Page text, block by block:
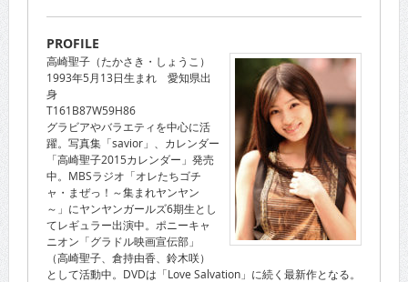
PROFILE
高崎聖子（たかさき・しょうこ）
1993年5月13日生まれ 愛知県出
身
T161B87W59H86
グラビアやバラエティを中心に活
躍。写真集「savior」、カレンダー
「高崎聖子2015カレンダー」発売
中。MBSラジオ「オレたちゴチ
ャ・まぜっ！～集まれヤンヤン
～」にヤンヤンガールズ6期生とし
てレギュラー出演中。ポニーキャ
ニオン「グラドル映画宣伝部」
（高崎聖子、倉持由香、鈴木咲）
として活動中。DVDは「Love Salvation」に続く最新作となる。